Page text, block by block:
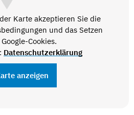
Karte akzeptieren Sie die
und das Setzen
Cookies.
Datenschutzerklärung
anzeigen